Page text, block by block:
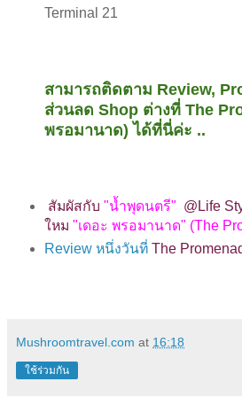
Terminal 21
สามารถติดตาม Review,
ส่วนลด Shop ต่างที่ The
พรอมานาด) ได้ที่นี่ค่ะ ..
สัมผัสกับ "น้ำพุดนตรี" @Life
ใหม "เดอะ พรอมานาด" (The
Review หนึ่งวันที่ The
Mushroomtravel.com at 16:18
ใช้ร่วมกัน